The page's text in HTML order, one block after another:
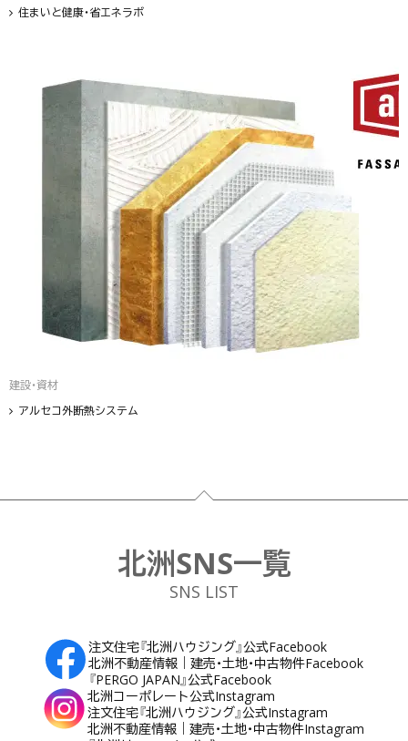
住まいと健康・省エネラボ
建設・資材
アルセコ外断熱システム
フッター
北洲SNS一覧
SNS LIST
注文住宅『北洲ハウジング』公式Facebook
北洲不動産情報｜建売・土地・中古物件Facebook
『PERGO JAPAN』公式Facebook
北洲コーポレート公式Instagram
注文住宅『北洲ハウジング』公式Instagram
北洲不動産情報｜建売・土地・中古物件Instagram